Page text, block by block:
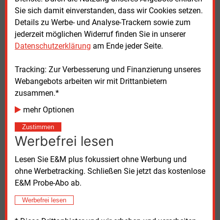
Sie sich damit einverstanden, dass wir Cookies setzen.
Details zu Werbe- und Analyse-Trackern sowie zum
jederzeit möglichen Widerruf finden Sie in unserer
Datenschutzerklärung am Ende jeder Seite.
Tracking: Zur Verbesserung und Finanzierung unseres
Webangebots arbeiten wir mit Drittanbietern
zusammen.*
mehr Optionen
Zustimmen
Werbefrei lesen
Lesen Sie E&M plus fokussiert ohne Werbung und
ohne Werbetracking. Schließen Sie jetzt das kostenlose
E&M Probe-Abo ab.
Werbefrei lesen
grundsätzlich an zukünftigen Ausschreibungen der
Autobahn GmbH beteiligen. Dem Argument, der
Ladenetzbetreiber hätte im Rahmen der
ausschreibungslosen Vergabe mit der Tank & Rast
entgegnet sie Qualitäts- und Sicherheitsbedenken.
„Das Modell einzelner Ladesäulen in Parkbuchten ist
nicht zukunftsfähig“, sagt Boll. Es werde dem
E-Autofahrende häufig wenig attraktiv – und eben
auch mit Sicherheitsrisiken verbunden. Vor allem an
hochfrequentierten Standorten direkt an Autobahnen
Durchfahrtskonzept und einer angemessenen Anzahl
an Ladepunkten notwendig. „Das wäre in diesem
Modell so nicht umsetzbar gewesen“, beklagt sie.